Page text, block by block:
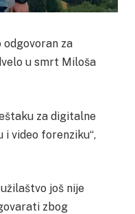
odgovoran za
u smrt Miloša
za digitalne
i video forenziku“,
još nije
zbog